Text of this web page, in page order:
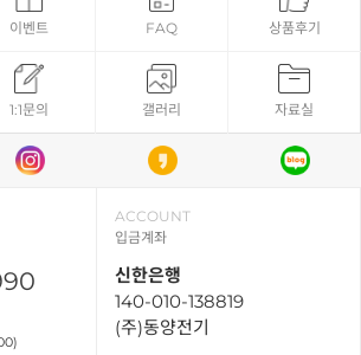
이벤트 FAQ 상품후기
1:1문의 갤러리 자료실
ACCOUNT
입금계좌
신한은행
140-010-138819
(주)동양전기